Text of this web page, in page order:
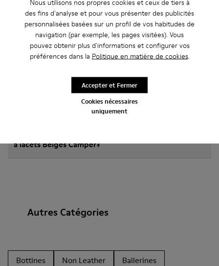
Nous utilisons nos propres cookies et ceux de tiers à
des fins d'analyse et pour vous présenter des publicités
personnalisées basées sur un profil de vos habitudes de
navigation (par exemple, les pages visitées). Vous
pouvez obtenir plus d'informations et configurer vos
préférences dans la Politique en matière de cookies.
Cookies nécessaires
uniquement
Accepter et Fermer
Comment choisir des chaussures Camper à la bonne
taille ?
Beiges achetées sur le site Web de Camper ?
Les retours sont-ils possibles chez Camper ?
à lacets Beiges Camper?
Autres Catégories
Bottines Non Leather
Ballerines